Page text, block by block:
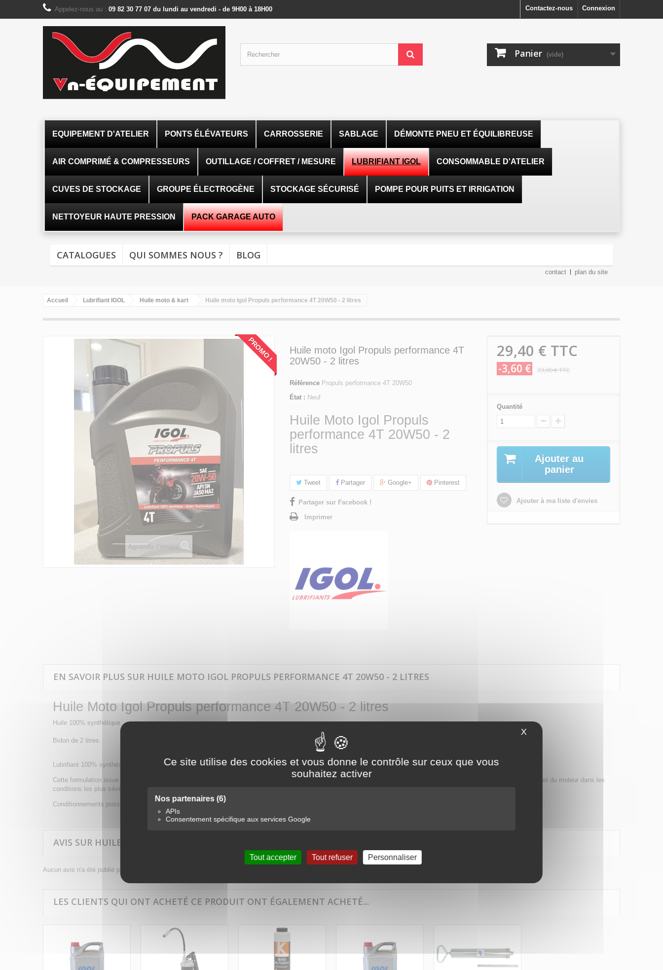
Panneau de gestion des cookies
Ce site utilise des cookies et vous donne le contrôle sur ceux que vous
souhaitez activer
Nos partenaires (6)
APIs
Consentement spécifique aux services Google
Tout accepter Tout refuser Personnaliser
X Masquer le bandeau des cookies
Connexion
Contactez-nous
Appelez-nous au : 09 82 30 77 07 du lundi au vendredi - de 9H00 à 18H00
Panier (vide)
EQUIPEMENT D'ATELIER PONTS ÉLÉVATEURS CARROSSERIE SABLAGE DÉMONTE PNEU ET ÉQUILIBREUSE
AIR COMPRIMÉ & COMPRESSEURS OUTILLAGE / COFFRET / MESURE LUBRIFIANT IGOL CONSOMMABLE D'ATELIER
CUVES DE STOCKAGE GROUPE ÉLECTROGÈNE STOCKAGE SÉCURISÉ POMPE POUR PUITS ET IRRIGATION
NETTOYEUR HAUTE PRESSION PACK GARAGE AUTO
CATALOGUES QUI SOMMES NOUS ? BLOG
contact plan du site
Accueil Lubrifiant IGOL Huile moto & kart Huile moto Igol Propuls performance 4T 20W50 - 2 litres
PROMO !
Agrandir l'image
Huile moto Igol Propuls performance 4T
20W50 - 2 litres
Référence Propuls performance 4T 20W50
État : Neuf
Huile Moto Igol Propuls
performance 4T 20W50 - 2
litres
Tweet Partager Google+ Pinterest
Partager sur Facebook !
Imprimer
29,40 € TTC
-3,60 € 33,00 €TTC
Quantité
Ajouter au
panier
Ajouter à ma liste d'envies
EN SAVOIR PLUS SUR HUILE MOTO IGOL PROPULS PERFORMANCE 4T 20W50 - 2 LITRES
Huile Moto Igol Propuls performance 4T 20W50 - 2 litres
Huile 100% synthétique.
Bidon de 2 litres.
Lubrifiant 100% synthèse homologué JASO MA2 pour moteurs 4 temps et boites de vitesses des motos de compétition à très haut rendement.
Cette formulation issue du laboratoire de R&D d’IGOL en compétition, assure au produit PROPULS PERFORMANCE une protection optimale de l’embrayage à bain d’huile et du moteur dans les
conditions les plus sévères d’utilisations.
Conditionnements possible (nous contacter).
AVIS SUR HUILE MOTO IGOL PROPULS PERFORMANCE 4T 20W50 - 2 LITRES
Aucun avis n'a été publié pour le moment.
LES CLIENTS QUI ONT ACHETÉ CE PRODUIT ONT ÉGALEMENT ACHETÉ...